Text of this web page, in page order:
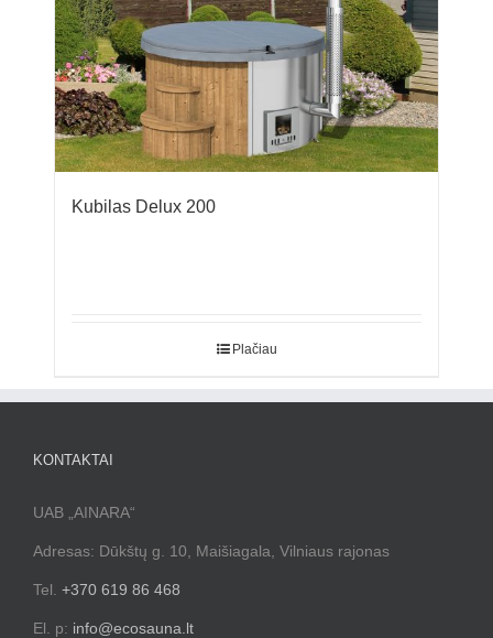
Kubilas Delux 200
Plačiau
KONTAKTAI
UAB „AINARA“
Adresas: Dūkštų g. 10, Maišiagala, Vilniaus rajonas
Tel. +370 619 86 468
El. p: info@ecosauna.lt